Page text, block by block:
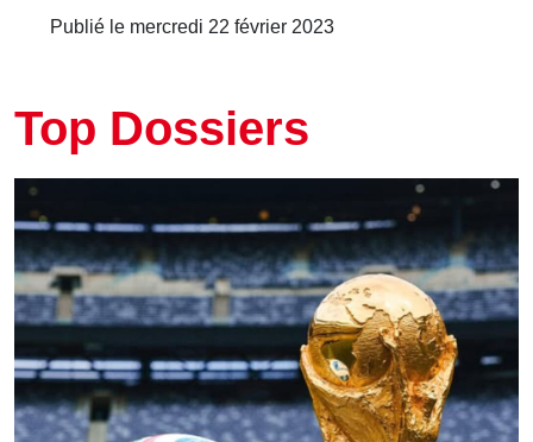
Publié le mercredi 22 février 2023
Top Dossiers